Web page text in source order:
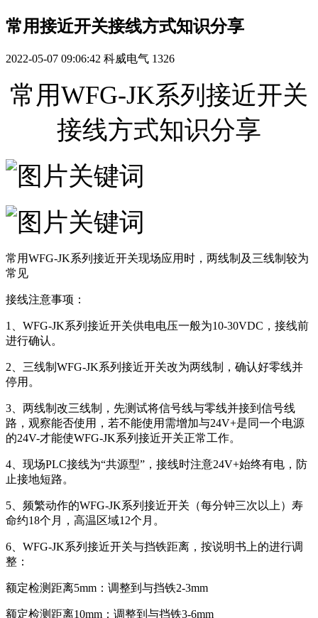
常用接近开关接线方式知识分享
2022-05-07 09:06:42 科威电气 1326
常用WFG-JK系列接近开关
接线方式知识分享
常用WFG-JK系列接近开关现场应用时，两线制及三线制较为
常见
接线注意事项：
1、WFG-JK系列接近开关供电电压一般为10-30VDC，接线前
进行确认。
2、三线制WFG-JK系列接近开关改为两线制，确认好零线并
停用。
3、两线制改三线制，先测试将信号线与零线并接到信号线
路，观察能否使用，若不能使用需增加与24V+是同一个电源
的24V-才能使WFG-JK系列接近开关正常工作。
4、现场PLC接线为“共源型”，接线时注意24V+始终有电，防
止接地短路。
5、频繁动作的WFG-JK系列接近开关（每分钟三次以上）寿
命约18个月，高温区域12个月。
6、WFG-JK系列接近开关与挡铁距离，按说明书上的进行调
整：
额定检测距离5mm：调整到与挡铁2-3mm
额定检测距离10mm：调整到与挡铁3-6mm